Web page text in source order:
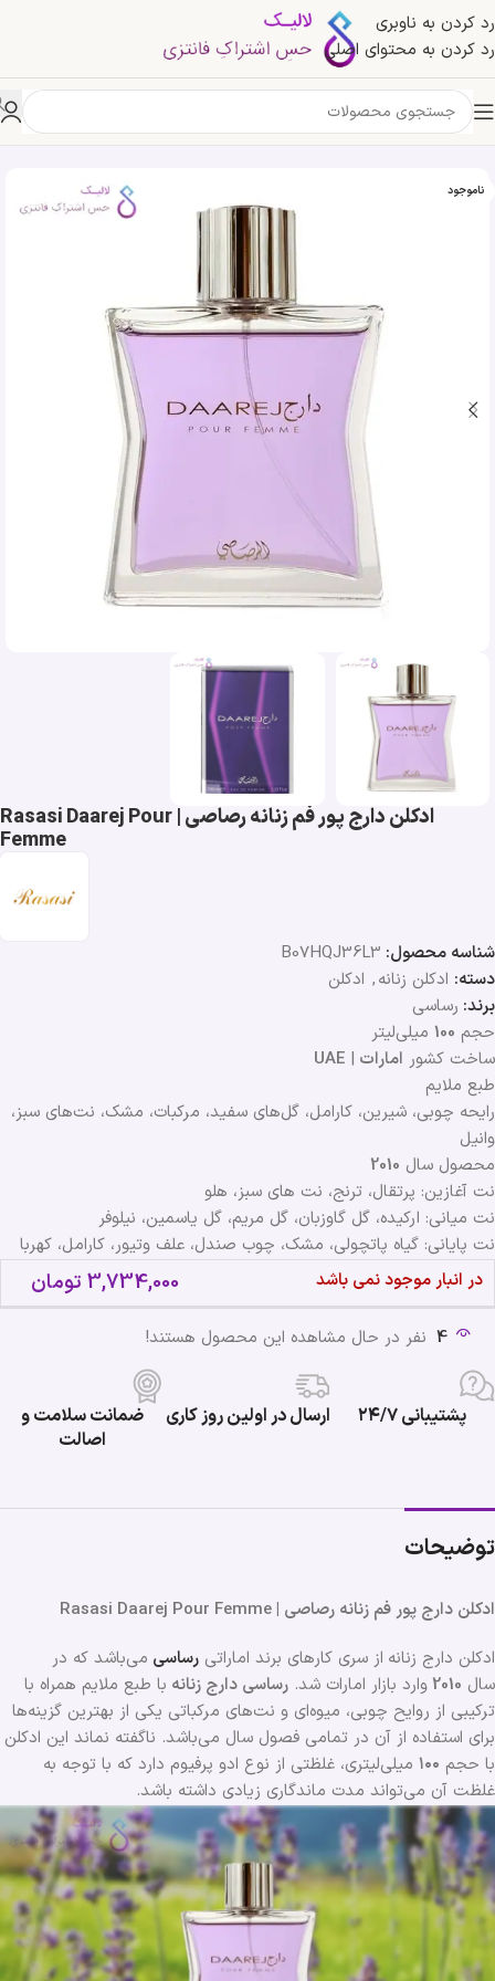
رد کردن به ناوبری
رد کردن به محتوای اصلی
خانه »فروشگاه »ادکلن دارج پور فم زنانه رصاصی | Rasasi Daarej Pour Femme
ناموجود
ادکلن دارج پور فم زنانه رصاصی | Rasasi Daarej Pour
Femme
شناسه محصول: B07HQJ36L3
دسته: ادکلن زنانه, ادکلن
برند: رساسی
حجم 100 میلی‌لیتر
ساخت کشور امارات |
UAE
طبع ملایم
رایحه چوبی، شیرین، کارامل، گل‌های سفید، مرکبات، مشک، نت‌های سبز،
وانیل
محصول سال 2010
نت آغازین: پرتقال، ترنج، نت های سبز، هلو
نت میانی: ارکیده، گل گاوزبان، گل مریم، گل یاسمین، نیلوفر
نت پایانی: گیاه پاتچولی، مشک، چوب صندل، علف وتیور، کارامل، کهربا
در انبار موجود نمی باشد
3,734,000 تومان
4 نفر در حال مشاهده این محصول هستند!
پشتیبانی ۲۴/۷ ارسال در اولین روز کاری
ضمانت سلامت و
اصالت
توضیحات
ادکلن دارج پور فم زنانه رصاصی | Rasasi Daarej Pour Femme
ادکلن دارج زنانه از سری کارهای برند اماراتی رساسی می‌باشد که در
سال 2010 وارد بازار امارات شد. رساسی دارج زنانه با طبع ملایم همراه با
ترکیبی از روایح چوبی، میوه‌ای و نت‌های مرکباتی یکی از بهترین گزینه‌ها
برای استفاده از آن در تمامی فصول سال می‌باشد. ناگفته نماند این ادکلن
با حجم ۱۰۰ میلی‌لیتری، غلظتی از نوع ادو پرفیوم دارد که با توجه به
غلظت آن می‌تواند مدت ماندگاری زیادی داشته باشد.